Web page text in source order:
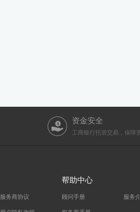
资金安全
工商银行托管交易，保障
服务商协议
帮助中心
顾问手册 服务